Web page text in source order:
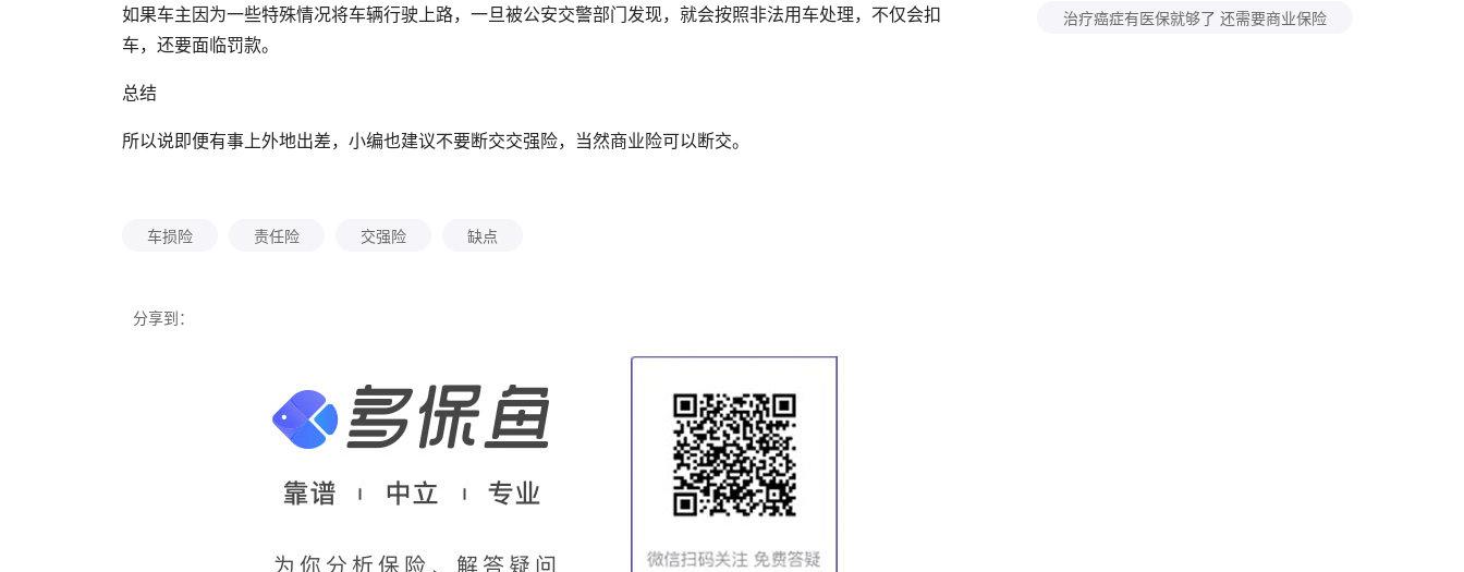
如果车主因为一些特殊情况将车辆行驶上路，一旦被公安交警部门发现，就会按照非法用车处理，不仅会扣
车，还要面临罚款。
总结
所以说即便有事上外地出差，小编也建议不要断交交强险，当然商业险可以断交。
分享到：
车损险 责任险 交强险 缺点
治疗癌症有医保就够了 还需要商业保险